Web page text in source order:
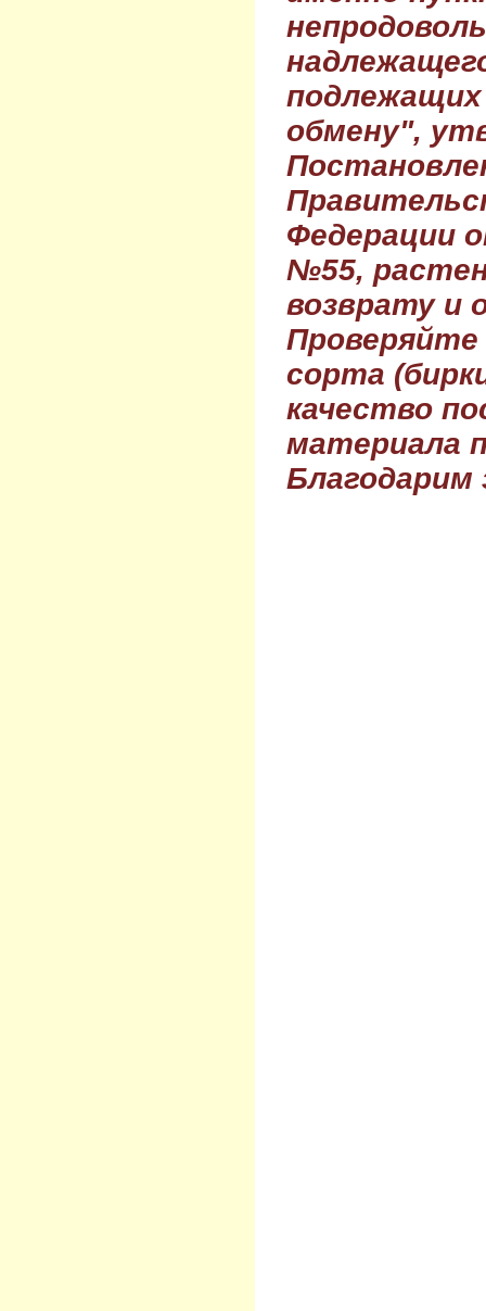
обмену",
Федерации
№55,
возврату и
Проверяйте
сорта
качество
материала
Благодарим